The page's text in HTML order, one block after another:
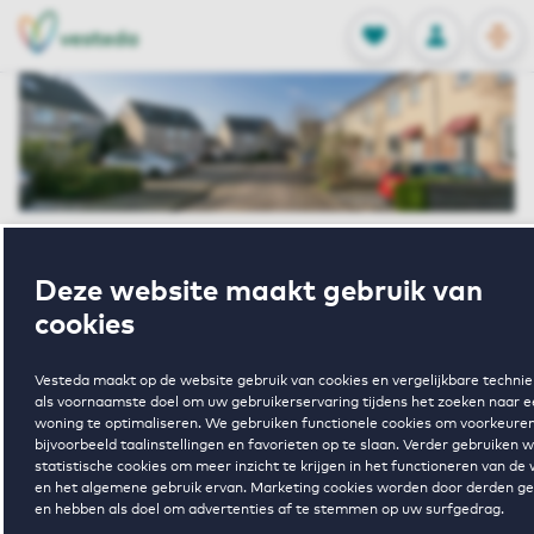
Deze website maakt gebruik van
cookies
Vesteda maakt op de website gebruik van cookies en vergelijkbare
als voornaamste doel om uw gebruikerservaring tijdens het zoeken naar
woning te optimaliseren. We gebruiken functionele cookies om
bijvoorbeeld taalinstellingen en favorieten op te slaan. Verder gebruiken
statistische cookies om meer inzicht te krijgen in het functioneren van de
en het algemene gebruik ervan. Marketing cookies worden door derden
en hebben als doel om advertenties af te stemmen op uw surfgedrag.
FAVORIETEN
Opgeslagen
INLOGGEN
NL
EN
109 Alkmaar